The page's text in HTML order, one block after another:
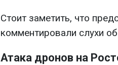
Стоит заметить, что
комментировали слухи
Атака дронов на